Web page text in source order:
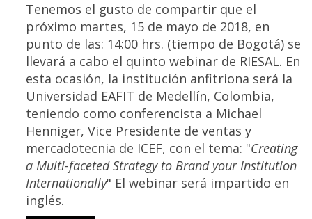
Tenemos el gusto de compartir que el
próximo martes, 15 de mayo de 2018, en
punto de las: 14:00 hrs. (tiempo de Bogotá) se
llevará a cabo el quinto webinar de RIESAL. En
esta ocasión, la institución anfitriona será la
Universidad EAFIT de Medellín, Colombia,
teniendo como conferencista a Michael
Henniger, Vice Presidente de ventas y
mercadotecnia de ICEF, con el tema: "Creating
a Multi-faceted Strategy to Brand your Institution
Internationally" El webinar será impartido en
inglés.